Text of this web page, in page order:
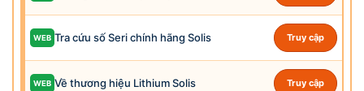
WEB Tra cứu số Seri chính hãng Solis Truy cập
WEB Về thương hiệu Lithium Solis Truy cập